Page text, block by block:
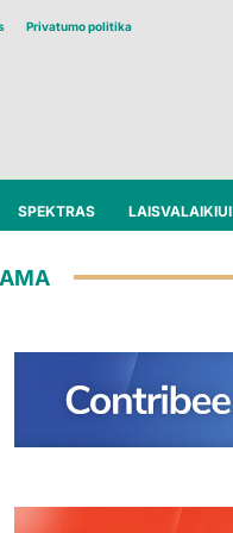
Privatumo politika
SPEKTRAS LAISVALAIKIUI